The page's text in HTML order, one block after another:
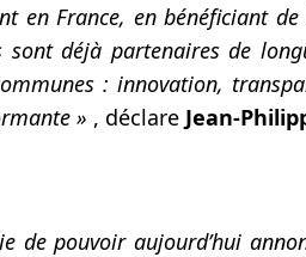
en France, en bénéficiant
sont déjà partenaires de
: innovation,
» , déclare Jean-
de pouvoir aujourd’hui